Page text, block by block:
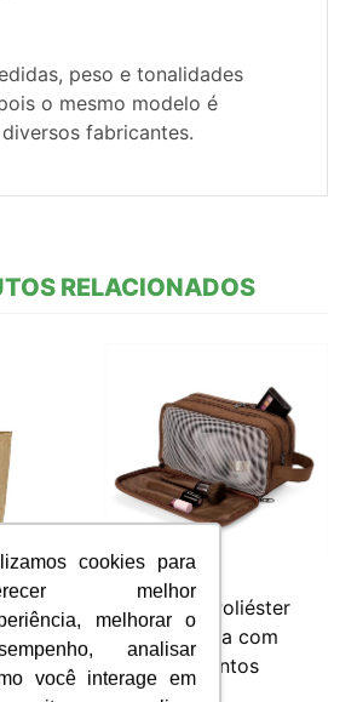
cookies para
melhor
melhorar o
analisar
você interage em
peso e tonalidades
o mesmo modelo é
fabricantes.
RELACIONADOS
em
Nécessaire Poliéster
Personalizada com
Compartimentos